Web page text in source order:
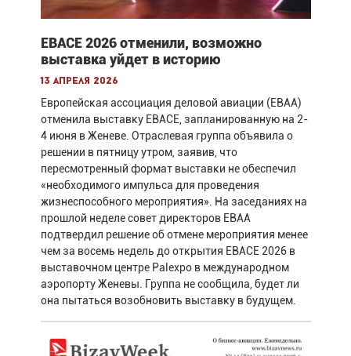
ЕВАСЕ 2026 отменили, возможно
выставка уйдет в историю
13 апреля 2026
Европейская ассоциация деловой авиации (EBAA)
отменила выставку EBACE, запланированную на 2-
4 июня в Женеве. Отраслевая группа объявила о
решении в пятницу утром, заявив, что
пересмотренный формат выставки не обеспечил
«необходимого импульса для проведения
жизнеспособного мероприятия». На заседаниях на
прошлой неделе совет директоров EBAA
подтвердил решение об отмене мероприятия менее
чем за восемь недель до открытия EBACE 2026 в
выставочном центре Palexpo в международном
аэропорту Женевы. Группа не сообщила, будет ли
она пытаться возобновить выставку в будущем.